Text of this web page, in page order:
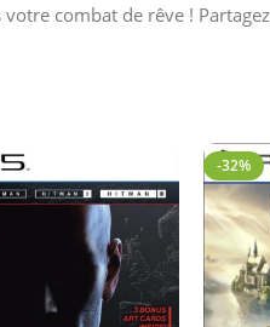
combat de rêve !
-32%